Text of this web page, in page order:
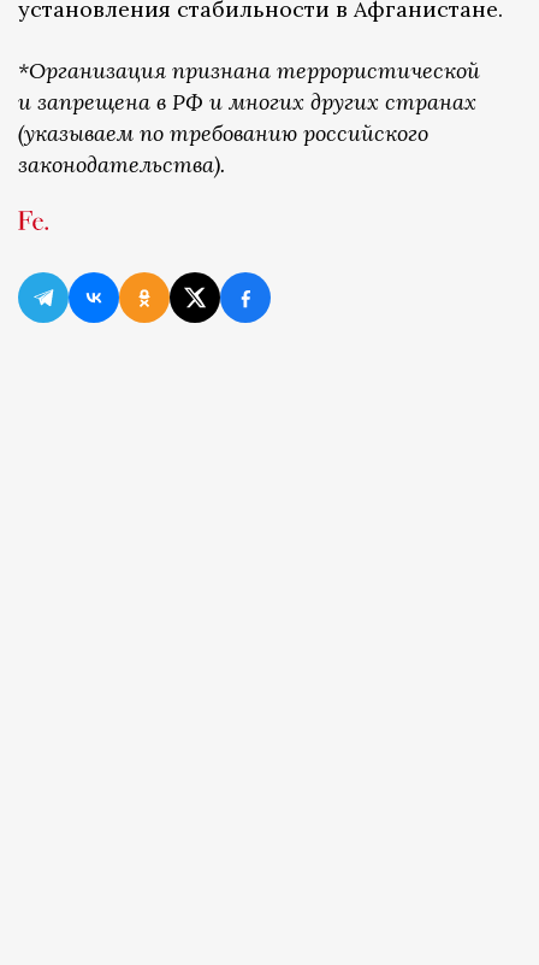
установления стабильности в Афганистане.
*Организация признана террористической
и запрещена в РФ и многих других странах
(указываем по требованию российского
законодательства).